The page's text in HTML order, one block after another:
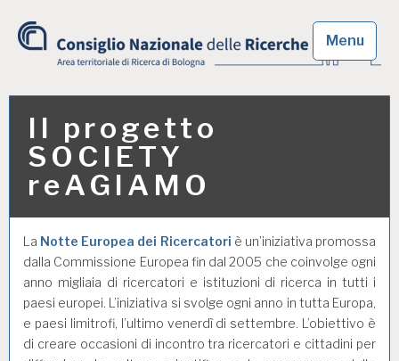
content
Menu
Il progetto
SOCIETY
reAGIAMO
La Notte Europea dei Ricercatori è un’iniziativa promossa
dalla Commissione Europea fin dal 2005 che coinvolge ogni
anno migliaia di ricercatori e istituzioni di ricerca in tutti i
paesi europei. L’iniziativa si svolge ogni anno in tutta Europa,
e paesi limitrofi, l’ultimo venerdì di settembre. L’obiettivo è
di creare occasioni di incontro tra ricercatori e cittadini per